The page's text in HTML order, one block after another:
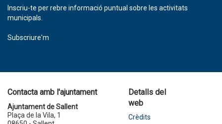
Inscriu-te per rebre informació puntual sobre les activitats
municipals.
Subscriure'm
Contacta amb l'ajuntament
Ajuntament de Sallent
Plaça de la Vila, 1
Detalls del
web
Crèdits